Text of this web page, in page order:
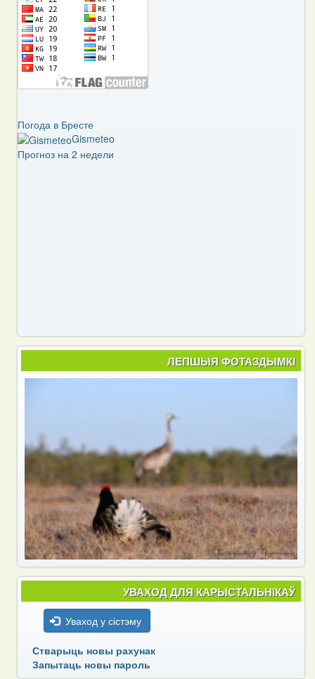
Погода в Бресте
Gismeteo
Прогноз на 2 недели
ЛЕПШЫЯ ФОТАЗДЫМКІ
УВАХОД ДЛЯ КАРЫСТАЛЬНІКАЎ
Уваход у сістэму
Стварыць новы рахунак
Запытаць новы пароль